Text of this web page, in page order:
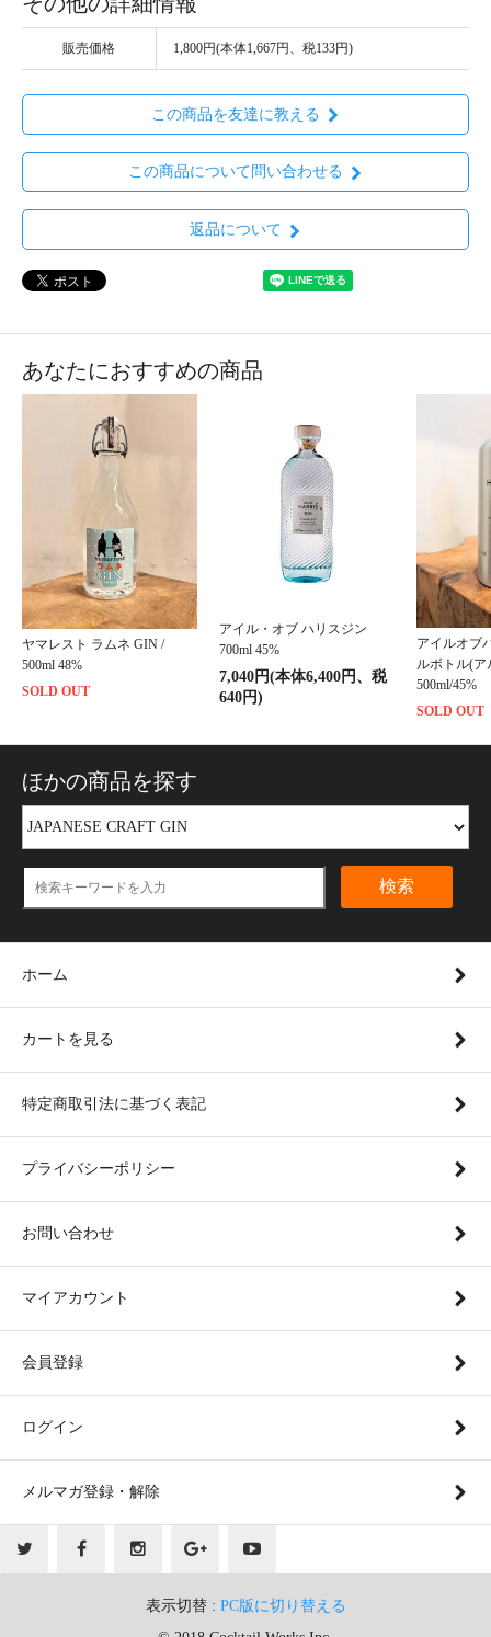
販売価格 1,800円(本体1,667円、税133円)
この商品を友達に教える
この商品について問い合わせる
返品について
あなたにおすすめの商品
ヤマレスト ラムネ GIN /
500ml 48%
SOLD OUT
アイル・オブ ハリスジン
700ml 45%
7,040円(本体6,400円、税
640円)
アイルオブ
ルボトル(ア
500ml/45%
SOLD OUT
ほかの商品を探す
検索
ホーム
カートを見る
特定商取引法に基づく表記
プライバシーポリシー
お問い合わせ
マイアカウント
会員登録
ログイン
メルマガ登録・解除
表示切替 : PC版に切り替える